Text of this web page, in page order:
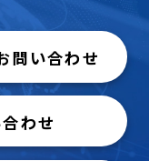
問い合わせ
わせ